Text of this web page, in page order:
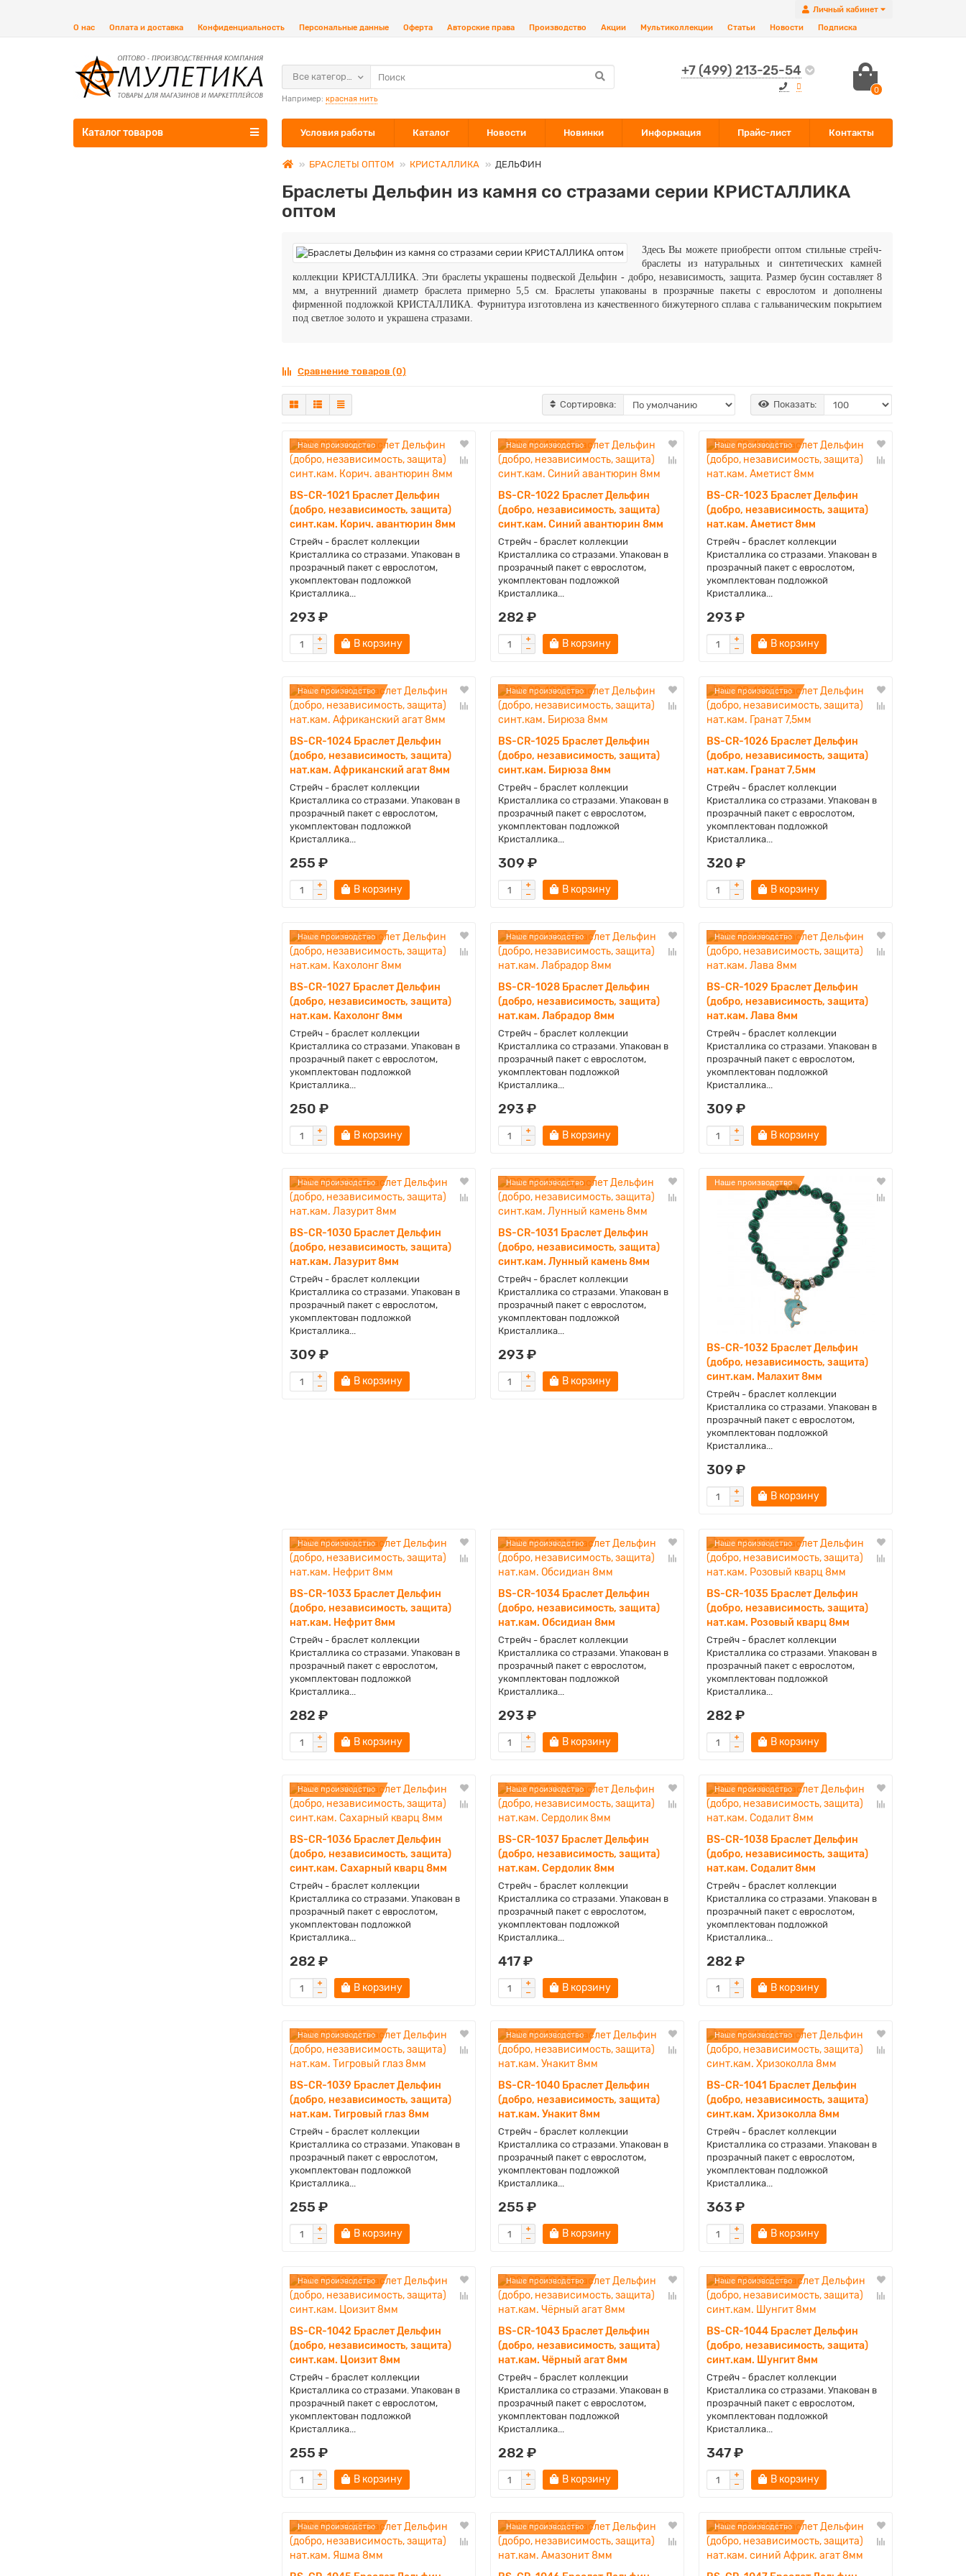
Личный кабинет
О нас
Оплата и доставка Конфиденциальность Персональные данные Оферта Авторские права Производство Акции Мультиколлекции Статьи Новости Подписка
+7 (499) 213-25-54
0
Все категории
Например: красная нить
Каталог товаров Условия работы Каталог Новости Новинки Информация Прайс-лист Контакты
БРАСЛЕТЫ ОПТОМ КРИСТАЛЛИКА ДЕЛЬФИН
Браслеты Дельфин из камня со стразами серии КРИСТАЛЛИКА
оптом
Здесь Вы можете приобрести оптом стильные стрейч-
браслеты из натуральных и синтетических камней
коллекции КРИСТАЛЛИКА. Эти браслеты украшены подвеской Дельфин - добро, независимость, защита. Размер бусин составляет 8
мм, а внутренний диаметр браслета примерно 5,5 см. Браслеты упакованы в прозрачные пакеты с еврослотом и дополнены
фирменной подложкой КРИСТАЛЛИКА. Фурнитура изготовлена из качественного бижутерного сплава с гальваническим покрытием
под светлое золото и украшена стразами.
Сравнение товаров (0)
Сортировка: Показать:
Наше производство
BS-CR-1021 Браслет Дельфин
(добро, независимость, защита)
синт.кам. Корич. авантюрин 8мм
Стрейч - браслет коллекции
Кристаллика со стразами. Упакован в
прозрачный пакет с еврослотом,
укомплектован подложкой
Кристаллика...
293 ₽
В корзину
Наше производство
BS-CR-1022 Браслет Дельфин
(добро, независимость, защита)
синт.кам. Синий авантюрин 8мм
Стрейч - браслет коллекции
Кристаллика со стразами. Упакован в
прозрачный пакет с еврослотом,
укомплектован подложкой
Кристаллика...
282 ₽
В корзину
Наше производство
BS-CR-1023 Браслет Дельфин
(добро, независимость, защита)
нат.кам. Аметист 8мм
Стрейч - браслет коллекции
Кристаллика со стразами. Упакован в
прозрачный пакет с еврослотом,
укомплектован подложкой
Кристаллика...
293 ₽
В корзину
Наше производство
BS-CR-1024 Браслет Дельфин
(добро, независимость, защита)
нат.кам. Африканский агат 8мм
Стрейч - браслет коллекции
Кристаллика со стразами. Упакован в
прозрачный пакет с еврослотом,
укомплектован подложкой
Кристаллика...
255 ₽
В корзину
Наше производство
BS-CR-1025 Браслет Дельфин
(добро, независимость, защита)
синт.кам. Бирюза 8мм
Стрейч - браслет коллекции
Кристаллика со стразами. Упакован в
прозрачный пакет с еврослотом,
укомплектован подложкой
Кристаллика...
309 ₽
В корзину
Наше производство
BS-CR-1026 Браслет Дельфин
(добро, независимость, защита)
нат.кам. Гранат 7,5мм
Стрейч - браслет коллекции
Кристаллика со стразами. Упакован в
прозрачный пакет с еврослотом,
укомплектован подложкой
Кристаллика...
320 ₽
В корзину
Наше производство
BS-CR-1027 Браслет Дельфин
(добро, независимость, защита)
нат.кам. Кахолонг 8мм
Стрейч - браслет коллекции
Кристаллика со стразами. Упакован в
прозрачный пакет с еврослотом,
укомплектован подложкой
Кристаллика...
250 ₽
В корзину
Наше производство
BS-CR-1028 Браслет Дельфин
(добро, независимость, защита)
нат.кам. Лабрадор 8мм
Стрейч - браслет коллекции
Кристаллика со стразами. Упакован в
прозрачный пакет с еврослотом,
укомплектован подложкой
Кристаллика...
293 ₽
В корзину
Наше производство
BS-CR-1029 Браслет Дельфин
(добро, независимость, защита)
нат.кам. Лава 8мм
Стрейч - браслет коллекции
Кристаллика со стразами. Упакован в
прозрачный пакет с еврослотом,
укомплектован подложкой
Кристаллика...
309 ₽
В корзину
Наше производство
BS-CR-1030 Браслет Дельфин
(добро, независимость, защита)
нат.кам. Лазурит 8мм
Стрейч - браслет коллекции
Кристаллика со стразами. Упакован в
прозрачный пакет с еврослотом,
укомплектован подложкой
Кристаллика...
309 ₽
В корзину
Наше производство
BS-CR-1031 Браслет Дельфин
(добро, независимость, защита)
синт.кам. Лунный камень 8мм
Стрейч - браслет коллекции
Кристаллика со стразами. Упакован в
прозрачный пакет с еврослотом,
укомплектован подложкой
Кристаллика...
293 ₽
В корзину
Наше производство
BS-CR-1032 Браслет Дельфин
(добро, независимость, защита)
синт.кам. Малахит 8мм
Стрейч - браслет коллекции
Кристаллика со стразами. Упакован в
прозрачный пакет с еврослотом,
укомплектован подложкой
Кристаллика...
309 ₽
В корзину
Наше производство
BS-CR-1033 Браслет Дельфин
(добро, независимость, защита)
нат.кам. Нефрит 8мм
Стрейч - браслет коллекции
Кристаллика со стразами. Упакован в
прозрачный пакет с еврослотом,
укомплектован подложкой
Кристаллика...
282 ₽
В корзину
Наше производство
BS-CR-1034 Браслет Дельфин
(добро, независимость, защита)
нат.кам. Обсидиан 8мм
Стрейч - браслет коллекции
Кристаллика со стразами. Упакован в
прозрачный пакет с еврослотом,
укомплектован подложкой
Кристаллика...
293 ₽
В корзину
Наше производство
BS-CR-1035 Браслет Дельфин
(добро, независимость, защита)
нат.кам. Розовый кварц 8мм
Стрейч - браслет коллекции
Кристаллика со стразами. Упакован в
прозрачный пакет с еврослотом,
укомплектован подложкой
Кристаллика...
282 ₽
В корзину
Наше производство
BS-CR-1036 Браслет Дельфин
(добро, независимость, защита)
синт.кам. Сахарный кварц 8мм
Стрейч - браслет коллекции
Кристаллика со стразами. Упакован в
прозрачный пакет с еврослотом,
укомплектован подложкой
Кристаллика...
282 ₽
В корзину
Наше производство
BS-CR-1037 Браслет Дельфин
(добро, независимость, защита)
нат.кам. Сердолик 8мм
Стрейч - браслет коллекции
Кристаллика со стразами. Упакован в
прозрачный пакет с еврослотом,
укомплектован подложкой
Кристаллика...
417 ₽
В корзину
Наше производство
BS-CR-1038 Браслет Дельфин
(добро, независимость, защита)
нат.кам. Содалит 8мм
Стрейч - браслет коллекции
Кристаллика со стразами. Упакован в
прозрачный пакет с еврослотом,
укомплектован подложкой
Кристаллика...
282 ₽
В корзину
Наше производство
BS-CR-1039 Браслет Дельфин
(добро, независимость, защита)
нат.кам. Тигровый глаз 8мм
Стрейч - браслет коллекции
Кристаллика со стразами. Упакован в
прозрачный пакет с еврослотом,
укомплектован подложкой
Кристаллика...
255 ₽
В корзину
Наше производство
BS-CR-1040 Браслет Дельфин
(добро, независимость, защита)
нат.кам. Унакит 8мм
Стрейч - браслет коллекции
Кристаллика со стразами. Упакован в
прозрачный пакет с еврослотом,
укомплектован подложкой
Кристаллика...
255 ₽
В корзину
Наше производство
BS-CR-1041 Браслет Дельфин
(добро, независимость, защита)
синт.кам. Хризоколла 8мм
Стрейч - браслет коллекции
Кристаллика со стразами. Упакован в
прозрачный пакет с еврослотом,
укомплектован подложкой
Кристаллика...
363 ₽
В корзину
Наше производство
BS-CR-1042 Браслет Дельфин
(добро, независимость, защита)
синт.кам. Цоизит 8мм
Стрейч - браслет коллекции
Кристаллика со стразами. Упакован в
прозрачный пакет с еврослотом,
укомплектован подложкой
Кристаллика...
255 ₽
В корзину
Наше производство
BS-CR-1043 Браслет Дельфин
(добро, независимость, защита)
нат.кам. Чёрный агат 8мм
Стрейч - браслет коллекции
Кристаллика со стразами. Упакован в
прозрачный пакет с еврослотом,
укомплектован подложкой
Кристаллика...
282 ₽
В корзину
Наше производство
BS-CR-1044 Браслет Дельфин
(добро, независимость, защита)
синт.кам. Шунгит 8мм
Стрейч - браслет коллекции
Кристаллика со стразами. Упакован в
прозрачный пакет с еврослотом,
укомплектован подложкой
Кристаллика...
347 ₽
В корзину
Наше производство Наше производство Наше производство